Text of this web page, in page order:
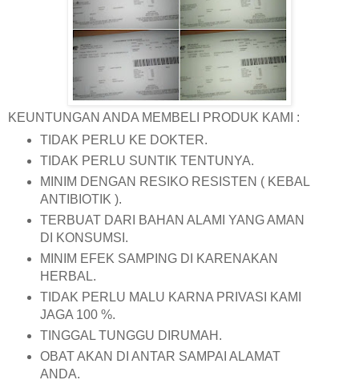
KEUNTUNGAN ANDA MEMBELI PRODUK KAMI :
TIDAK PERLU KE DOKTER.
TIDAK PERLU SUNTIK TENTUNYA.
MINIM DENGAN RESIKO RESISTEN ( KEBAL
ANTIBIOTIK ).
TERBUAT DARI BAHAN ALAMI YANG AMAN
DI KONSUMSI.
MINIM EFEK SAMPING DI KARENAKAN
HERBAL.
TIDAK PERLU MALU KARNA PRIVASI KAMI
JAGA 100 %.
TINGGAL TUNGGU DIRUMAH.
OBAT AKAN DI ANTAR SAMPAI ALAMAT
ANDA.